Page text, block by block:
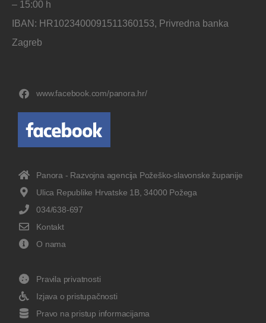
– 15:00 h
IBAN: HR1023400091511360153, Privredna banka
Zagreb
www.facebook.com/panora.hr/
Panora - Razvojna agencija Požeško-slavonske županije
Ulica Republike Hrvatske 1B, 34000 Požega
034/638-697
Kontakt
O nama
Pravila privatnosti
Izjava o pristupačnosti
Pravo na pristup informacijama